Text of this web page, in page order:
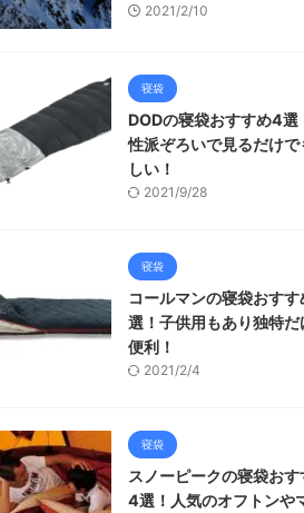
2021/2/10
寝袋
DODの寝袋おすすめ4選
性派ぞろいで見るだけで
しい！
2021/9/28
寝袋
コールマンの寝袋おす
選！子供用もあり独特だ
便利！
2021/2/4
寝袋
スノーピークの寝袋おす
4選！人気のオフトンや